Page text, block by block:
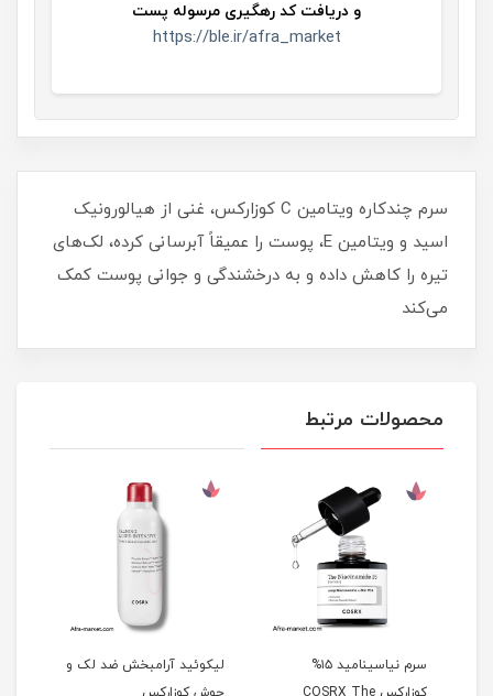
و دریافت کد رهگیری مرسوله پست
https://ble.ir/afra_market
​​​​سرم چندکاره ویتامین C کوزارکس، غنی از هیالورونیک
اسید و ویتامین E، پوست را عمیقاً آبرسانی کرده، لک‌های
تیره را کاهش داده و به درخشندگی و جوانی پوست کمک
می‌کند
محصولات مرتبط
سرم نیاسینامید ۱۵%
لیکوئید آرامبخش ضد لک و